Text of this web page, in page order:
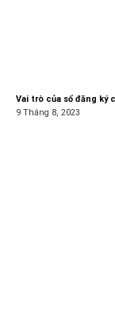
Vai trò của sổ đăng ký
9 Tháng 8, 2023